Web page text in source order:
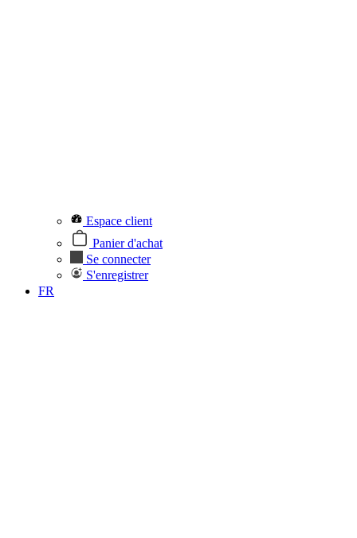
Espace client
Panier d'achat
Se connecter
S'enregistrer
FR